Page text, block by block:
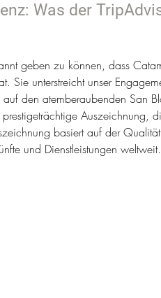
Was der
geben zu können, dass
Sie unterstreicht unser
auf den atemberaubenden San
Auszeichnung,
basiert auf der
und Dienstleistungen weltweit.